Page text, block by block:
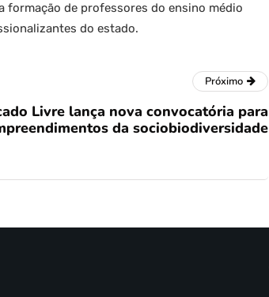
formação de professores do ensino médio
do estado.
Próximo
Livre lança nova convocatória para
da sociobiodiversidade